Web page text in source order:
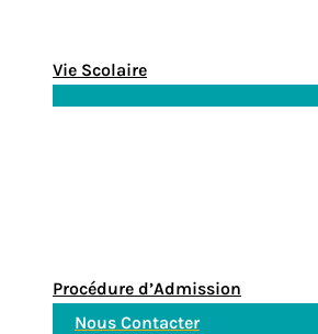
Vie Scolaire
Procédure d’Admission
Nous Contacter